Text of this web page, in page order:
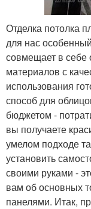
Отделка потолка
для нас
совмещает в себе
материалов с
использования
способ для
бюджетом -
вы получаете
умелом подходе
установить
своими руками -
вам об основных
панелями. Итак,